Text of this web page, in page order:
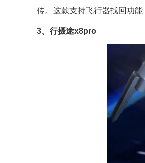
传。这款支持飞行器找回功
3、行摄途x8pro